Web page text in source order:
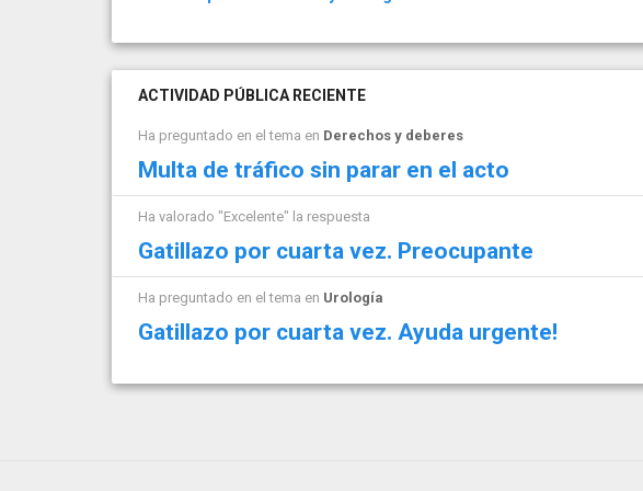
ACTIVIDAD PÚBLICA RECIENTE
Ha preguntado en el tema en Derechos y deberes
Multa de tráfico sin parar en el acto
Ha valorado "Excelente" la respuesta
Gatillazo por cuarta vez. Preocupante
Ha preguntado en el tema en Urología
Gatillazo por cuarta vez. Ayuda urgente!